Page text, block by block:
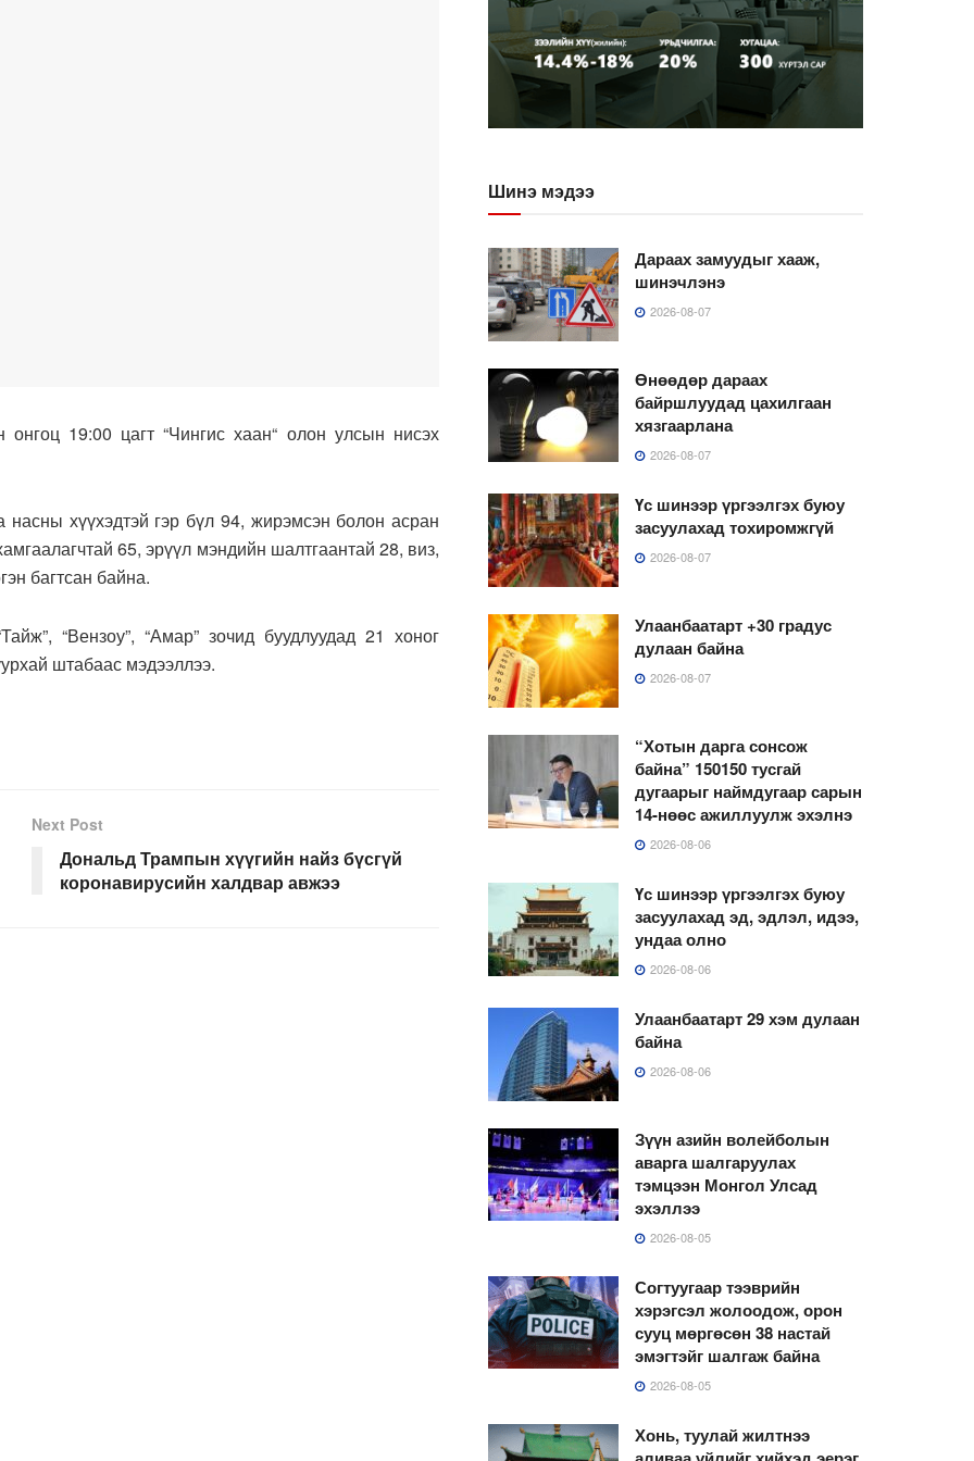
онгоц 19:00 цагт “Чингис хаан“ олон улсын нисэх
хүүхэдтэй гэр бүл 94, жирэмсэн болон асран
65, эрүүл мэндийн шалтгаантай 28, виз,
багтсан байна.
“Вензоу”, “Амар” зочид буудлуудад 21 хоног
штабаас мэдээллээ.
Next Post
Дональд Трампын хүүгийн найз бүсгүй
коронавирусийн халдвар авжээ
Шинэ мэдээ
Дараах замуудыг хааж,
шинэчлэнэ
2026-08-07
Өнөөдөр дараах
байршлуудад цахилгаан
хязгаарлана
2026-08-07
Үс шинээр үргээлгэх буюу
засуулахад тохиромжгүй
2026-08-07
Улаанбаатарт +30 градус
дулаан байна
2026-08-07
“Хотын дарга сонсож
байна” 150150 тусгай
дугаарыг наймдугаар сарын
14-нөөс ажиллуулж эхэлнэ
2026-08-06
Үс шинээр үргээлгэх буюу
засуулахад эд, эдлэл, идээ,
ундаа олно
2026-08-06
Улаанбаатарт 29 хэм дулаан
байна
2026-08-06
Зүүн азийн волейболын
аварга шалгаруулах
тэмцээн Монгол Улсад
эхэллээ
2026-08-05
Согтуугаар тээврийн
хэрэгсэл жолоодож, орон
сууц мөргөсөн 38 настай
эмэгтэйг шалгаж байна
2026-08-05
Хонь, туулай жилтнээ